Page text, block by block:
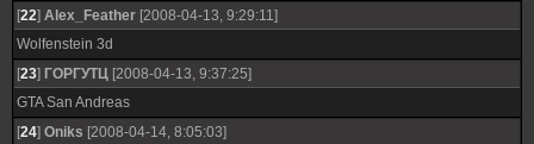
[22] Alex_Feather [2008-04-13, 9:29:11]
Wolfenstein 3d
[23] ГОРГУТЦ [2008-04-13, 9:37:25]
GTA San Andreas
[24] Oniks [2008-04-14, 8:05:03]